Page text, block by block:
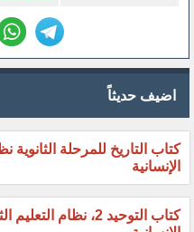
اضيف حديثاً
كتاب التاريخ للمرحلة
الإنسانية
كتاب التوحيد 2، نظام